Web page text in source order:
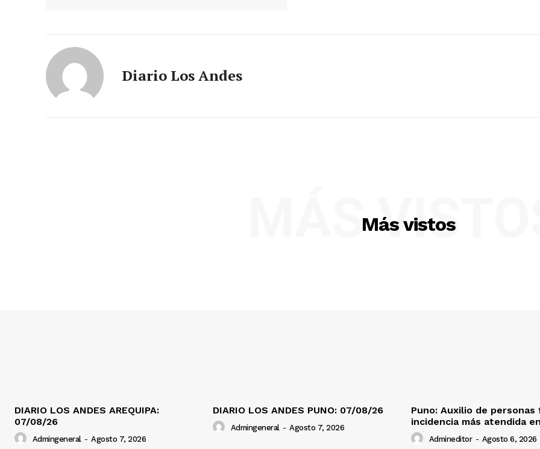
Diario Los Andes
Más vistos
MÁS
DIARIO LOS ANDES AREQUIPA:
07/08/26
Admingeneral - Agosto 7, 2026
DIARIO LOS ANDES PUNO: 07/08/26
Admingeneral - Agosto 7, 2026
Puno: Auxilio de personas
incidencia más atendida
Admineditor - Agosto 6, 2026